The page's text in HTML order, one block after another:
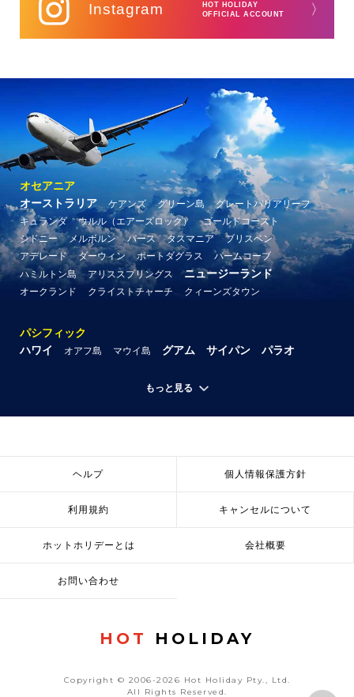
Instagram
HOT HOLIDAY
OFFICIAL ACCOUNT
〉
オセアニア
オーストラリア
ケアンズ グリーン島
グレートバリアリーフ
キュランダ
ウルル（エアーズロック）
ゴールドコースト
シドニー
メルボルン パース タスマニア
ブリスベン
アデレード
ダーウィン ポートダグラス
パームコーブ
ハミルトン島
アリススプリングス ニュージーランド
オークランド クライストチャーチ クィーンズタウン
パシフィック
ハワイ
オアフ島 マウイ島 グアム サイパン パラオ
もっと見る
ヘルプ 個人情報保護方針
利用規約 キャンセルについて
ホットホリデーとは 会社概要
お問い合わせ
HOT HOLIDAY
Copyright © 2006-2026 Hot Holiday Pty., Ltd.
All Rights Reserved.